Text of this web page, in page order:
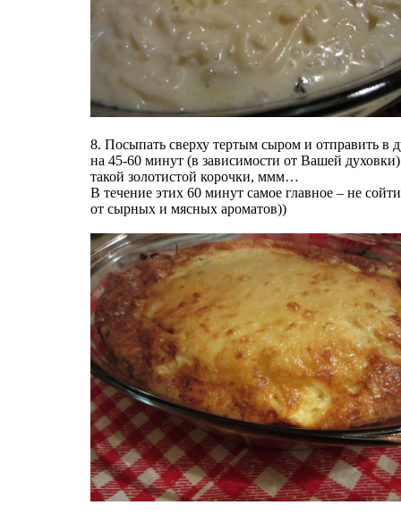
8. Посыпать сверху тертым сыром и отправить в
на 45-60 минут (в зависимости от Вашей
такой золотистой корочки, ммм…
В течение этих 60 минут самое главное – не
от сырных и мясных ароматов))